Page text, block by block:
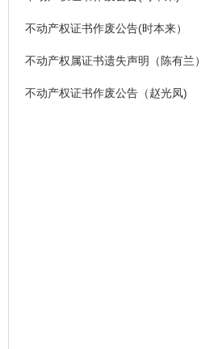
不动产权证书作废公告(时本来）
不动产权属证书遗失声明（陈有兰）
不动产权证书作废公告（赵光凤)